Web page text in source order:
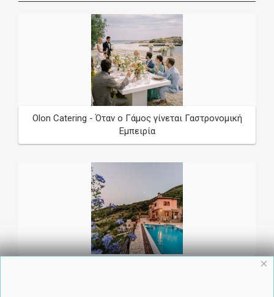
Olon Catering - Όταν ο Γάμος γίνεται Γαστρονομική
Εμπειρία
×